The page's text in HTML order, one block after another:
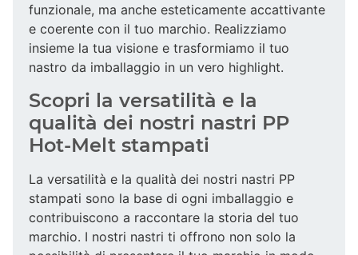
funzionale, ma anche esteticamente accattivante
e coerente con il tuo marchio. Realizziamo
insieme la tua visione e trasformiamo il tuo
nastro da imballaggio in un vero highlight.
Scopri la versatilità e la
qualità dei nostri nastri PP
Hot-Melt stampati
La versatilità e la qualità dei nostri nastri PP
stampati sono la base di ogni imballaggio e
contribuiscono a raccontare la storia del tuo
marchio. I nostri nastri ti offrono non solo la